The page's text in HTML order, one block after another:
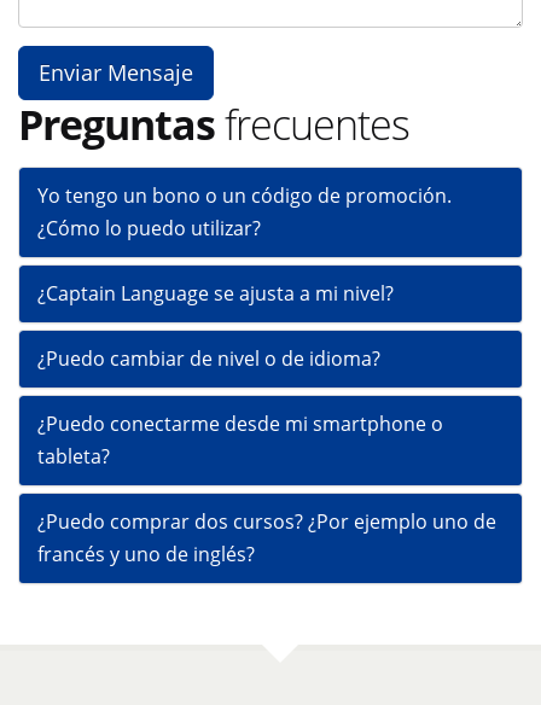
Preguntasfrecuentes
Yo tengo un bono o un código de promoción.
¿Cómo lo puedo utilizar?
¿Captain Language se ajusta a mi nivel?
¿Puedo cambiar de nivel o de idioma?
¿Puedo conectarme desde mi smartphone o
tableta?
¿Puedo comprar dos cursos? ¿Por ejemplo uno de
francés y uno de inglés?